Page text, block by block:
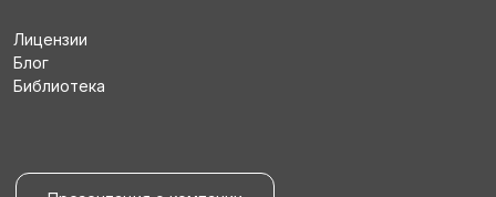
Лицензии
Блог
Библиотека